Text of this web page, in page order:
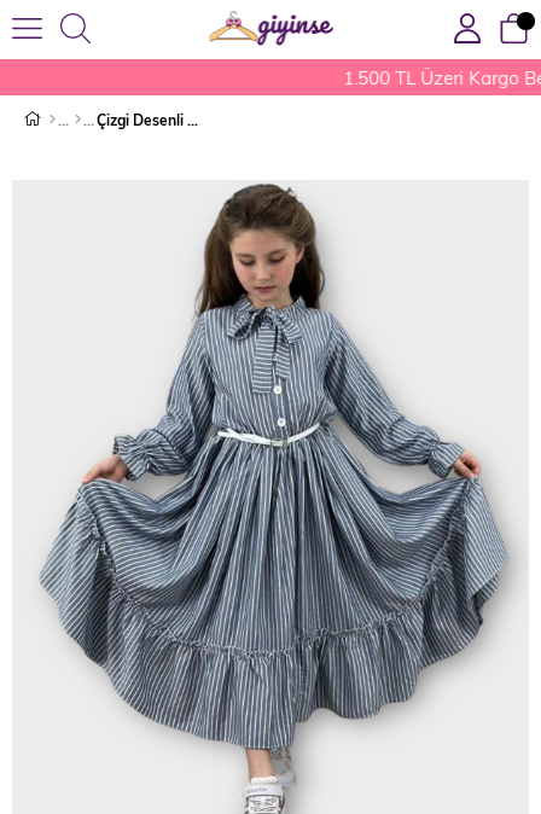
1.500 TL Üzeri Kargo
Çizgi Desenli Elbise Gri